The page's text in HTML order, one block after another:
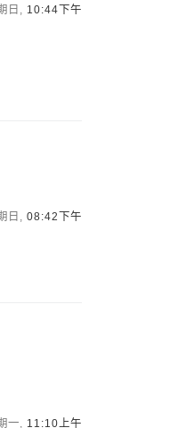
日, 10:44下午
日, 08:42下午
一, 11:10上午